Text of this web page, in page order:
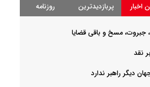
اخبار پربازدیدترین روزنامه
جبروت، مسخ و باقی قضایا
نقد
دیگر راهبر ندارد